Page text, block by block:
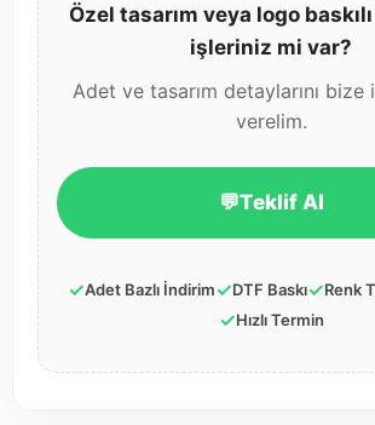
Özel tasarım veya logo
işleriniz mi var?
Adet ve tasarım detaylarını
verelim.
💬Teklif Al
✓Adet Bazlı İndirim✓DTF Baskı✓Renk
✓Hızlı Termin